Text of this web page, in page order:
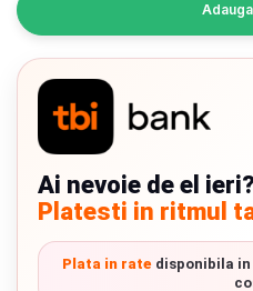
Regulament giveaway
Showroom
Depozit
Ai nevoie de el ieri?
Platesti in ritmul
Plata in ratedisponibila in
Chrome cu detalii
Verde cu detalii